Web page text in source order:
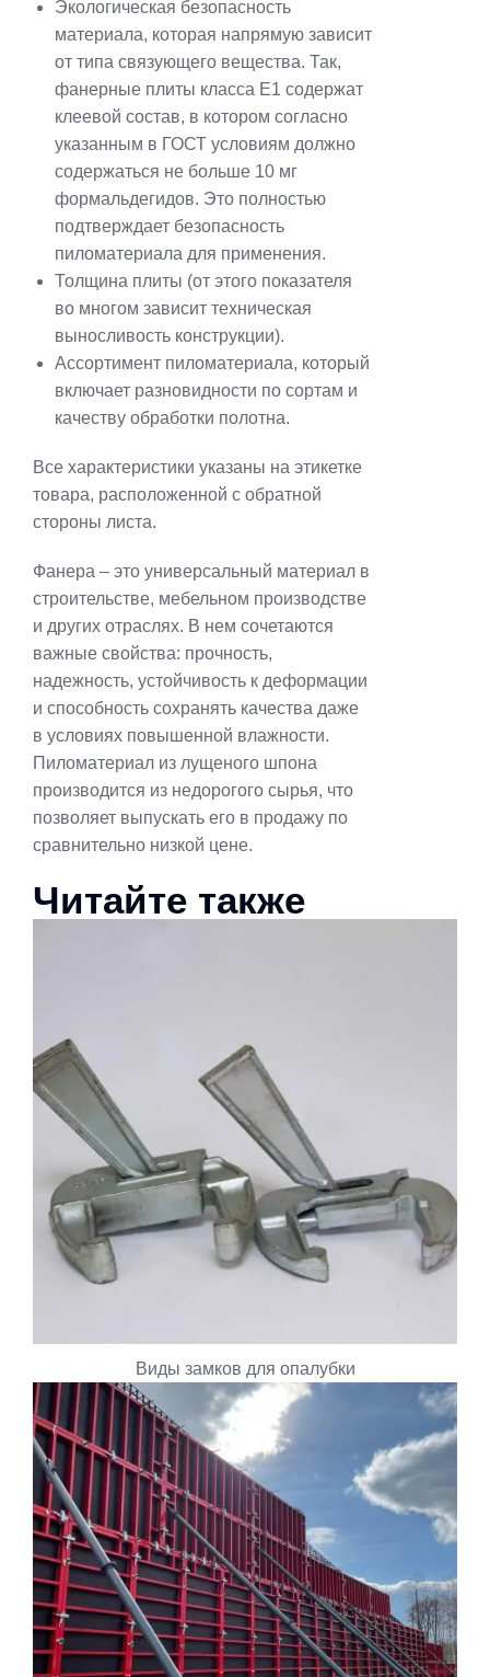
Экологическая безопасность
материала, которая напрямую зависит
от типа связующего вещества. Так,
фанерные плиты класса Е1 содержат
клеевой состав, в котором согласно
указанным в ГОСТ условиям должно
содержаться не больше 10 мг
формальдегидов. Это полностью
подтверждает безопасность
пиломатериала для применения.
Толщина плиты (от этого показателя
во многом зависит техническая
выносливость конструкции).
Ассортимент пиломатериала, который
включает разновидности по сортам и
качеству обработки полотна.
Все характеристики указаны на этикетке
товара, расположенной с обратной
стороны листа.
Фанера – это универсальный материал в
строительстве, мебельном производстве
и других отраслях. В нем сочетаются
важные свойства: прочность,
надежность, устойчивость к деформации
и способность сохранять качества даже
в условиях повышенной влажности.
Пиломатериал из лущеного шпона
производится из недорогого сырья, что
позволяет выпускать его в продажу по
сравнительно низкой цене.
Читайте также
Виды замков для опалубки